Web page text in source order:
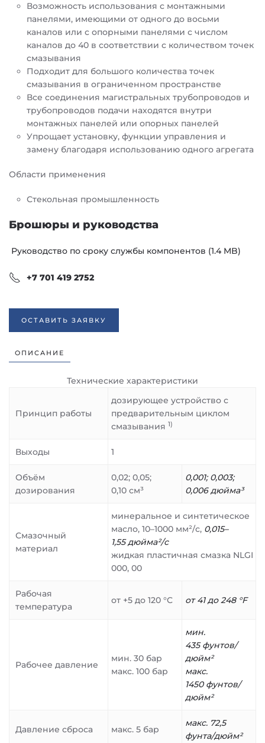
Возможность использования с монтажными
панелями, имеющими от одного до восьми
каналов или с опорными панелями с числом
каналов до 40 в соответствии с количеством точек
смазывания
Подходит для большого количества точек
смазывания в ограниченном пространстве
Все соединения магистральных трубопроводов и
трубопроводов подачи находятся внутри
монтажных панелей или опорных панелей
Упрощает установку, функции управления и
замену благодаря использованию одного агрегата
Области применения
Стекольная промышленность
Брошюры и руководства
Руководство по сроку службы компонентов (1.4 MB)
+7 701 419 2752
ОСТАВИТЬ ЗАЯВКУ
ОПИСАНИЕ
Технические характеристики
Принцип работы
дозирующее устройство с
предварительным циклом
смазывания 1)
Выходы 1
Объём
дозирования
0,02; 0,05;
0,10 см³
0,001; 0,003;
0,006 дюйма³
Смазочный
материал
минеральное и синтетическое
масло, 10–1000 мм²/с, 0,015–
1,55 дюйма²/с
жидкая пластичная смазка NLGI
000, 00
Рабочая
температура
от +5 до 120 °C от 41 до 248 °F
Рабочее давление
мин. 30 бар
макс. 100 бар
мин.
435 фунтов/
дюйм²
макс.
1450 фунтов/
дюйм²
Давление сброса макс. 5 бар
макс. 72,5
фунта/дюйм²